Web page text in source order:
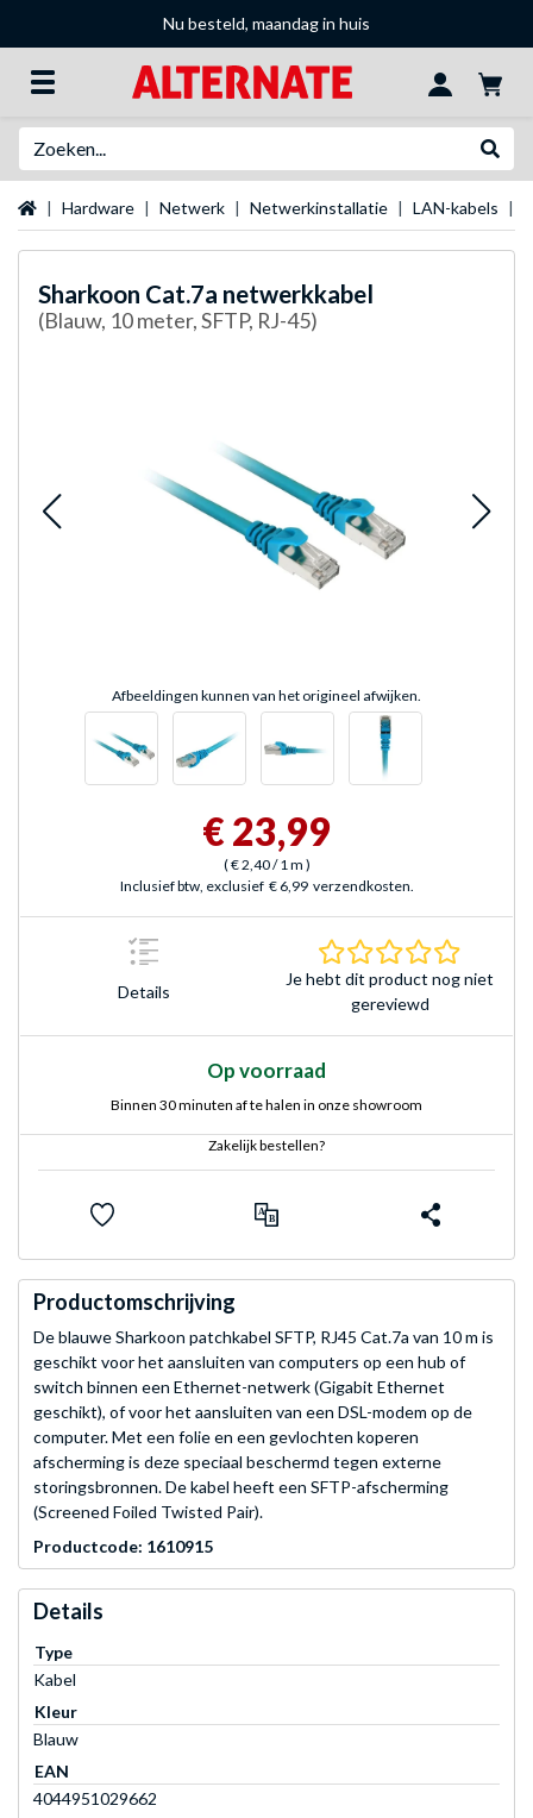
Nu besteld, maandag in huis
Startpagina
Hardware Netwerk Netwerkinstallatie LAN-kabels
Sharkoon Cat.7a netwerkkabel
(Blauw, 10 meter, SFTP, RJ-45)
Afbeeldingen kunnen van het origineel afwijken.
€ 23,99
(€ 2,40/ 1 m )
Inclusief btw, exclusief € 6,99 verzendkosten.
Details
Je hebt dit product nog niet
gereviewd
Op voorraad
Binnen 30 minuten af te halen in onze showroom
Zakelijk bestellen?
Productomschrijving
De blauwe Sharkoon patchkabel SFTP, RJ45 Cat.7a van 10 m is
geschikt voor het aansluiten van computers op een hub of
switch binnen een Ethernet-netwerk (Gigabit Ethernet
geschikt), of voor het aansluiten van een DSL-modem op de
computer. Met een folie en een gevlochten koperen
afscherming is deze speciaal beschermd tegen externe
storingsbronnen. De kabel heeft een SFTP-afscherming
(Screened Foiled Twisted Pair).
Productcode: 1610915
Details
Type
Kabel
Kleur
Blauw
EAN
4044951029662